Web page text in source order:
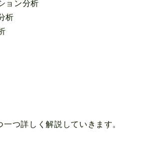
ョン分析
析
一つ詳しく解説していきます。